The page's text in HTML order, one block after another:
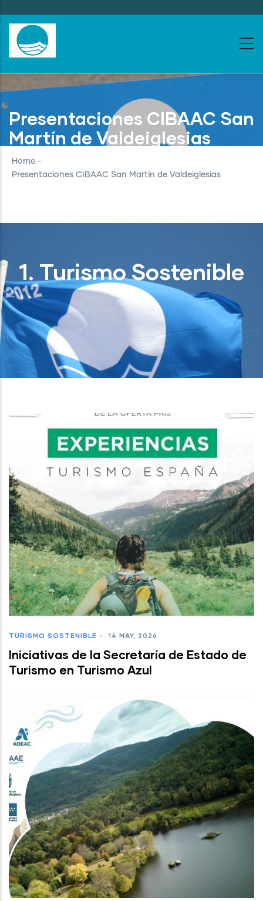
to
main
content
Presentaciones CIBAAC San
Martín de Valdeiglesias
Home -
Presentaciones CIBAAC San Martín de Valdeiglesias
1. Turismo Sostenible
TURISMO SOSTENIBLE - 14 MAY, 2026
Iniciativas de la Secretaría de Estado de
Turismo en Turismo Azul